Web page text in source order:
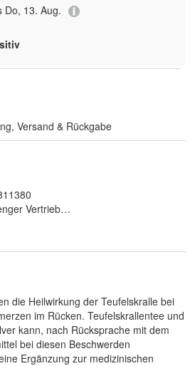
Do, 13. Aug.
Versand & Rückgabe
Vertrieb von Naturrohstoffen e.K.
die Heilwirkung der Teufelskralle bei
im Rücken. Teufelskrallentee und
kann, nach Rücksprache mit dem
bei diesen Beschwerden
Ergänzung zur medizinischen